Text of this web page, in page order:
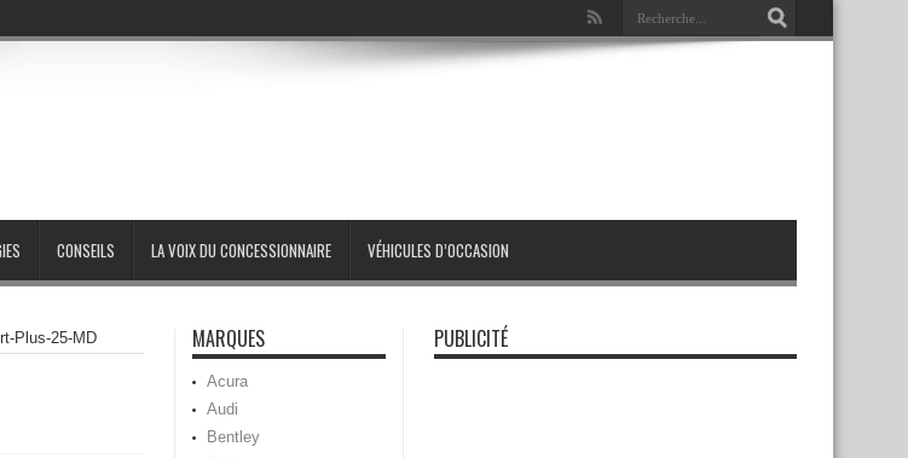
CONSEILS LA VOIX DU CONCESSIONNAIRE VÉHICULES D’OCCASION
Plus-25-MD MARQUES
Acura
Audi
Bentley
PUBLICITÉ